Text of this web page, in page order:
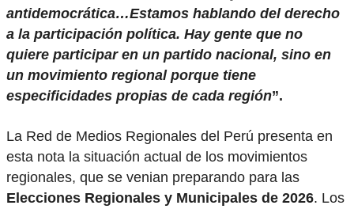
antidemocrática…Estamos hablando del derecho
a la participación política. Hay gente que no
quiere participar en un partido nacional, sino en
un movimiento regional porque tiene
especificidades propias de cada región”.
La Red de Medios Regionales del Perú presenta en
esta nota la situación actual de los movimientos
regionales, que se venian preparando para las
Elecciones Regionales y Municipales de 2026. Los